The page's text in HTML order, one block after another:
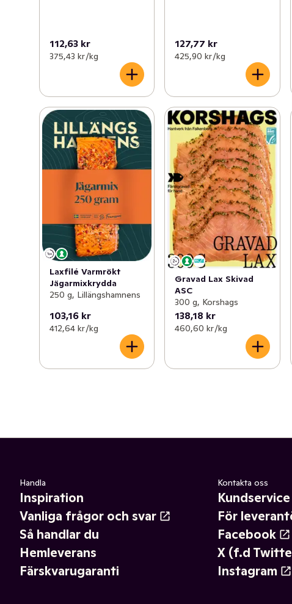
112,63 kr
375,43 kr /kg
127,77 kr
425,90 kr /kg
Laxfilé Varmrökt
Jägarmixkrydda
250 g, Lillängshamnens
103,16 kr
412,64 kr /kg
Gravad Lax Skivad
ASC
300 g, Korshags
138,18 kr
460,60 kr /kg
Handla
Inspiration
Vanliga frågor och svar
Så handlar du
Hemleverans
Färskvarugaranti
Kontakta oss
Kundservice
För
Facebook
X (f.d
Instagram